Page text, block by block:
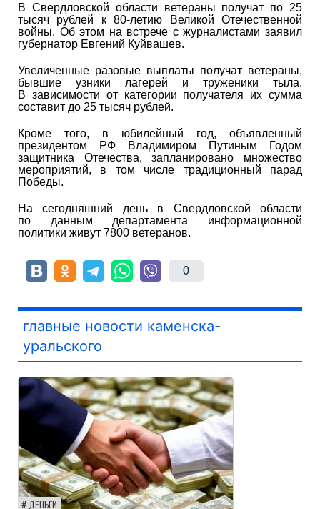
В Свердловской области ветераны получат по 25
тысяч рублей к 80-летию Великой Отечественной
войны. Об этом на встрече с журналистами заявил
губернатор Евгений Куйвашев.
Увеличенные разовые выплаты получат ветераны,
бывшие узники лагерей и труженики тыла.
В зависимости от категории получателя их сумма
составит до 25 тысяч рублей.
Кроме того, в юбилейный год, объявленный
президентом РФ Владимиром Путиным Годом
защитника Отечества, запланировано множество
мероприятий, в том числе традиционный парад
Победы.
На сегодняшний день в Свердловской области
по данным департамента информационной
политики живут 7800 ветеранов.
0
главные новости каменска-
уральского
ДЕНЬГИ